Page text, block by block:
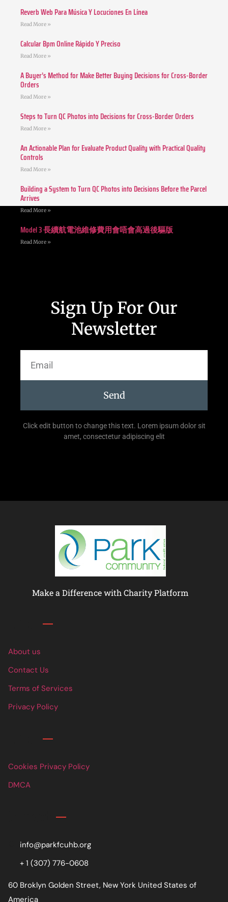
Reverb Web Para Música Y Locuciones En Línea
Read More »
Calcular Bpm Online Rápido Y Preciso
Read More »
A Buyer’s Method for Make Better Buying Decisions for Cross-Border
Orders
Read More »
Steps to Turn QC Photos into Decisions for Cross-Border Orders
Read More »
An Actionable Plan for Evaluate Product Quality with Practical Quality
Controls
Read More »
Building a System to Turn QC Photos into Decisions Before the Parcel
Arrives
Read More »
Model 3 長續航電池維修費用會唔會高過後驅版
Read More »
Sign Up For Our
Newsletter
Send
Click edit button to change this text. Lorem ipsum dolor sit
amet, consectetur adipiscing elit
Make a Difference with Charity Platform
About us
Contact Us
Terms of Services
Privacy Policy
Cookies Privacy Policy
DMCA
info@parkfcuhb.org
+ 1 (307) 776-0608
60 Broklyn Golden Street, New York United States of
America